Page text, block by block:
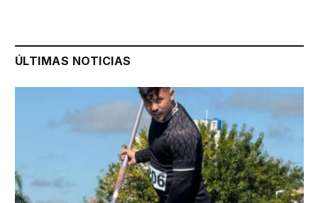
ÚLTIMAS NOTICIAS